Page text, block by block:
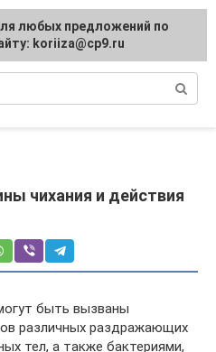
уход
чихания и действия
быть вызваны
различных раздражающих
тел, а также бактериями,
любых предложений по
koriiza@cp9.ru